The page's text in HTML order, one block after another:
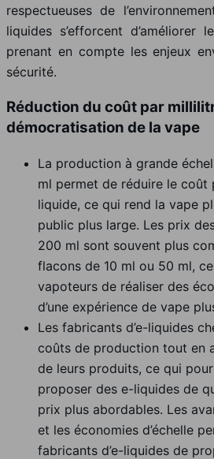
respectueuses de
liquides s’efforcent d’améliorer
prenant en compte les enjeux
sécurité.
Réduction du coût par
démocratisation de la vape
La production à grande
ml permet de réduire le coût
liquide, ce qui rend la vape
public plus large. Les prix
200 ml sont souvent plus
flacons de 10 ml ou 50 ml,
vapoteurs de réaliser des
d’une expérience de vape
Les fabricants d’e-liquides
coûts de production tout en
de leurs produits, ce qui
proposer des e-liquides de
prix plus abordables. Les
et les économies d’échelle
fabricants d’e-liquides de